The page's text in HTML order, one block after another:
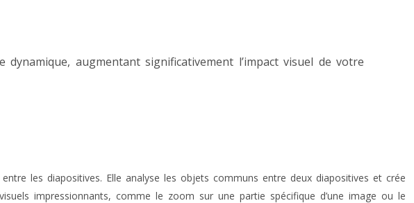
augmentant significativement l’impact visuel de votre
les diapositives. Elle analyse les objets communs entre deux diapositives et crée
impressionnants, comme le zoom sur une partie spécifique d’une image ou le